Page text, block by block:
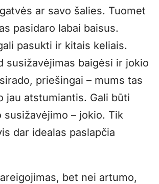
ar savo šalies. Tuomet
pasidaro labai baisus.
pasukti ir kitais keliais.
susižavėjimas baigėsi ir jokio
priešingai – mums tas
jau atstumiantis. Gali būti
susižavėjimo – jokio. Tik
dar idealas paslapčia
bet nei artumo,